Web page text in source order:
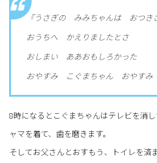
『うさぎの みみちゃんは おつき
おうちへ かえりましたとさ
おしまい ああおもしろかった
おやすみ こぐまちゃん おやすみ
8時になるとこぐまちゃんはテレビを消
ャマを着て、歯を磨きます。
そしてお父さんとおすもう、トイレを済